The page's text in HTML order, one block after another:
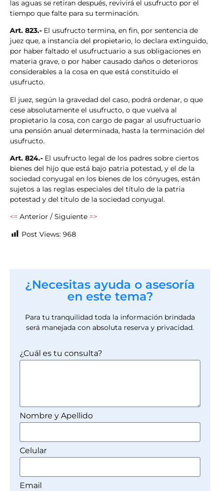
las aguas se retiran después, revivirá el usufructo por el
tiempo que falte para su terminación.
Art. 823.- El usufructo termina, en fin, por sentencia de
juez que, a instancia del propietario, lo declara extinguido,
por haber faltado el usufructuario a sus obligaciones en
materia grave, o por haber causado daños o deterioros
considerables a la cosa en que está constituido el
usufructo.
El juez, según la gravedad del caso, podrá ordenar, o que
cese absolutamente el usufructo, o que vuelva al
propietario la cosa, con cargo de pagar al usufructuario
una pensión anual determinada, hasta la terminación del
usufructo.
Art. 824.- El usufructo legal de los padres sobre ciertos
bienes del hijo que está bajo patria potestad, y el de la
sociedad conyugal en los bienes de los cónyuges, están
sujetos a las reglas especiales del título de la patria
potestad y del título de la sociedad conyugal.
<= Anterior / Siguiente =>
Post Views: 968
¿Necesitas ayuda o asesoría
en este tema?
Para tu tranquilidad toda la información brindada
será manejada con absoluta reserva y privacidad.
¿Cuál es tu consulta?
Nombre y Apellido
Celular
Email